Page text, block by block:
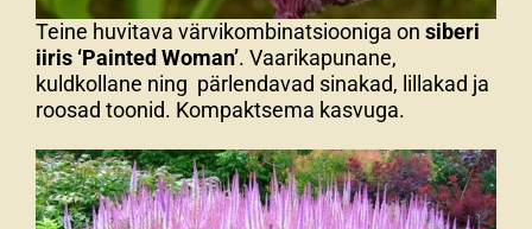
Teine huvitava värvikombinatsiooniga on siberi
iiris ‘Painted Woman’. Vaarikapunane,
kuldkollane ning pärlendavad sinakad, lillakad ja
roosad toonid. Kompaktsema kasvuga.